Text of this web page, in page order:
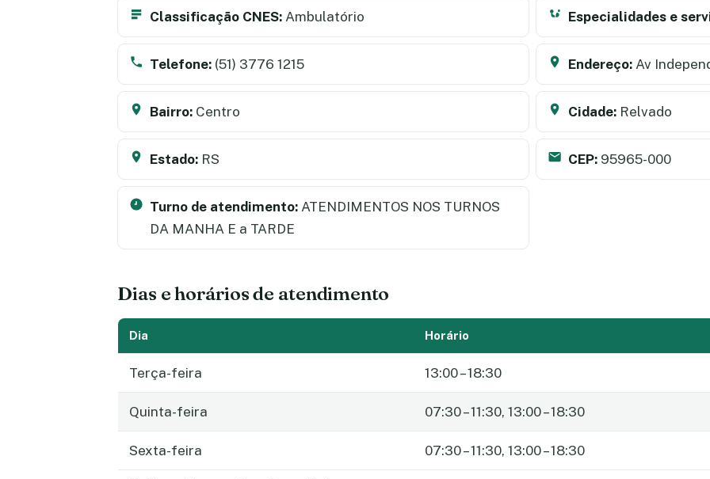
Classificação CNES: Ambulatório Especialidades e
Telefone: (51) 3776 1215 Endereço: Av
Bairro: Centro Cidade: Relvado
Estado: RS CEP: 95965-000
Turno de atendimento: ATENDIMENTOS NOS TURNOS
DA MANHA E a TARDE
Dias e horários de atendimento
Dia Horário
Terça-feira 13:00 – 18:30
Quinta-feira 07:30 – 11:30, 13:00 – 18:30
Sexta-feira 07:30 – 11:30, 13:00 – 18:30